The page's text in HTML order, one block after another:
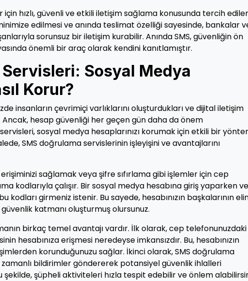
için hızlı, güvenli ve etkili iletişim sağlama konusunda tercih
edilmesi ve anında teslimat özelliği sayesinde, bankalar
sorunsuz bir iletişim kurabilir. Anında SMS, güvenliğin ön
önemli bir araç olarak kendini kanıtlamıştır.
Sosyal Medya
Korur?
insanların çevrimiçi varlıklarını oluşturdukları ve dijital iletişim
hesap güvenliği her geçen gün daha da önem
sosyal medya hesaplarınızı korumak için etkili bir
SMS doğrulama servislerinin işleyişini ve avantajlarını
sağlamak veya şifre sıfırlama gibi işlemler için cep
kodlarıyla çalışır. Bir sosyal medya hesabına giriş yaparken
kodları girmeniz istenir. Bu sayede, hesabınızın başkalarının
katmanı oluşturmuş olursunuz.
birkaç temel avantajı vardır. İlk olarak, cep telefonunuzdaki
hesabınıza erişmesi neredeyse imkansızdır. Bu, hesabınızın
korunduğunuzu sağlar. İkinci olarak, SMS doğrulama
bildirimler göndererek potansiyel güvenlik ihlalleri
şekilde, şüpheli aktiviteleri hızla tespit edebilir ve önlem